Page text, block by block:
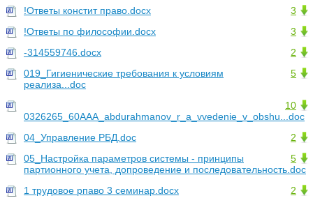
3
!Ответы констит право.docx
3
!Ответы по философии.docx
2
-314559746.docx
5
019_Гигиенические требования к условиям
реализа...doc
10
0326265_60AAA_abdurahmanov_r_a_vvedenie_v_obshu...doc
2
04_Управление РБД.doc
5
05_Настройка параметров системы - принципы
партионного учета, допроведение и последовательность.doc
2
1 трудовое рпаво 3 семинар.docx